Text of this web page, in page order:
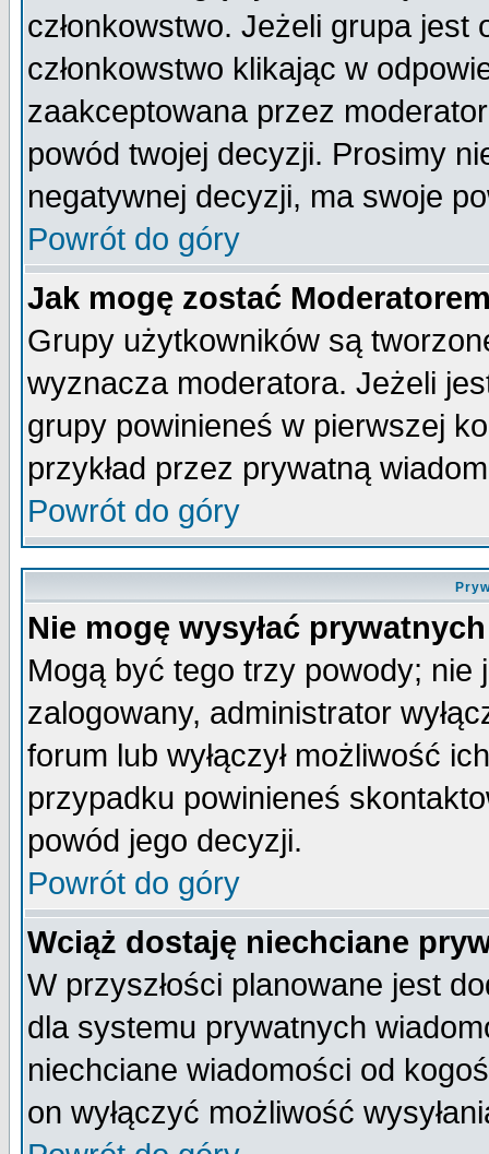
członkowstwo. Jeżeli grupa
członkowstwo klikając w
zaakceptowana przez
powód twojej decyzji. Prosimy
negatywnej decyzji, ma swoje
Powrót do góry
Jak mogę zostać
Grupy użytkowników są
wyznacza moderatora. Jeżeli
grupy powinieneś w pierwszej
przykład przez prywatną
Powrót do góry
Nie mogę wysyłać
Mogą być tego trzy powody;
zalogowany, administrator
forum lub wyłączył możliwość
przypadku powinieneś
powód jego decyzji.
Powrót do góry
Wciąż dostaję niechciane
W przyszłości planowane jest
dla systemu prywatnych
niechciane wiadomości od
on wyłączyć możliwość